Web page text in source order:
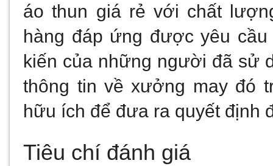
áo thun giá rẻ với chất
hàng đáp ứng được yêu
kiến của những người đã sử
thông tin về xưởng may đó
hữu ích để đưa ra quyết định
Tiêu chí đánh giá